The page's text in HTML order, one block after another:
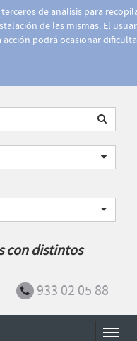
de análisis para
de las mismas. El
podrá ocasionar
con distintos
933 02 05 88